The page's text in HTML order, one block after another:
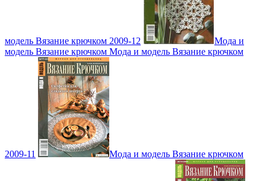
модель Вязание крючком 2009-12
Мода и
модель Вязание крючком Мода и модель Вязание крючком
2009-11 Мода и модель Вязание крючком